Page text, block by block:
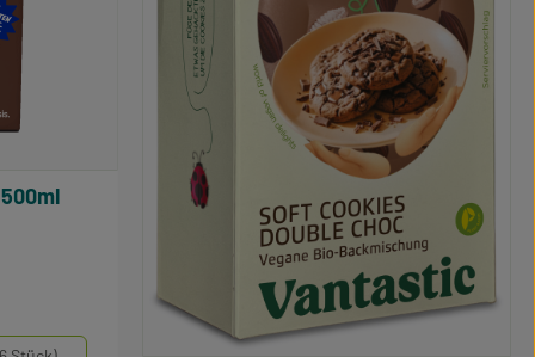
Bewertung von 5 von 5 Sternen
500ml